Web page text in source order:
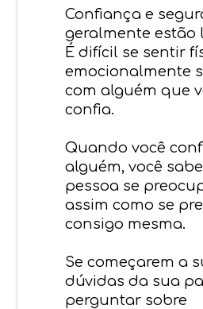
Confiança e
geralmente estão
É difícil se sentir
emocionalmente
com alguém que
confia.
Quando você
alguém, você
pessoa se
assim como se
consigo mesma.
Se começarem a
dúvidas da sua
perguntar sobre